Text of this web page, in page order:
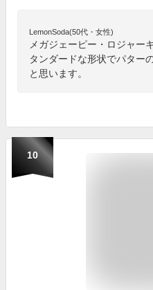
LemonSoda(50代・女性)
メガジェーピー・ロジャー
タンダードな形状でパター
と思います。
10